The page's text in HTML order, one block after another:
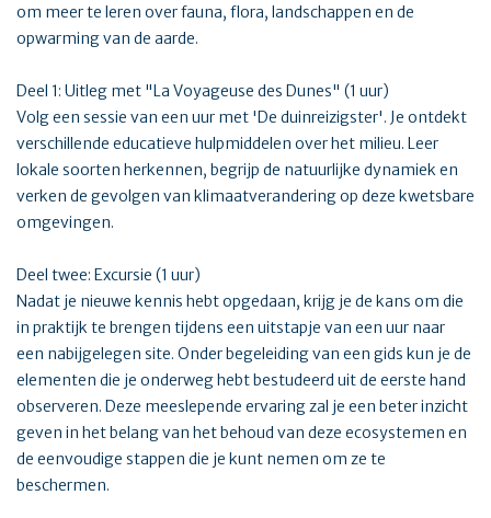
om meer te leren over fauna, flora, landschappen en de
opwarming van de aarde.
Deel 1: Uitleg met "La Voyageuse des Dunes" (1 uur)
Volg een sessie van een uur met 'De duinreizigster'. Je ontdekt
verschillende educatieve hulpmiddelen over het milieu. Leer
lokale soorten herkennen, begrijp de natuurlijke dynamiek en
verken de gevolgen van klimaatverandering op deze kwetsbare
omgevingen.
Deel twee: Excursie (1 uur)
Nadat je nieuwe kennis hebt opgedaan, krijg je de kans om die
in praktijk te brengen tijdens een uitstapje van een uur naar
een nabijgelegen site. Onder begeleiding van een gids kun je de
elementen die je onderweg hebt bestudeerd uit de eerste hand
observeren. Deze meeslepende ervaring zal je een beter inzicht
geven in het belang van het behoud van deze ecosystemen en
de eenvoudige stappen die je kunt nemen om ze te
beschermen.